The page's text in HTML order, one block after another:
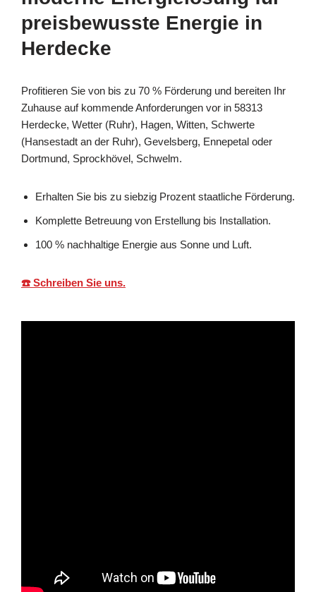
preisbewusste Energie in
Herdecke
Profitieren Sie von bis zu 70 % Förderung und bereiten Ihr
Zuhause auf kommende Anforderungen vor in 58313
Herdecke, Wetter (Ruhr), Hagen, Witten, Schwerte
(Hansestadt an der Ruhr), Gevelsberg, Ennepetal oder
Dortmund, Sprockhövel, Schwelm.
Erhalten Sie bis zu siebzig Prozent staatliche Förderung.
Komplette Betreuung von Erstellung bis Installation.
100 % nachhaltige Energie aus Sonne und Luft.
☎️ Schreiben Sie uns.